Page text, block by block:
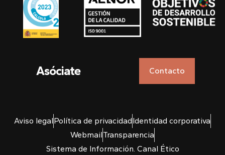
Asóciate Contacto
Aviso legalPolítica de privacidadIdentidad corporativa
WebmailTransparencia
Sistema de Información. Canal Ético